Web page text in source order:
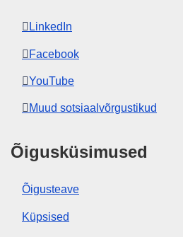
LinkedIn
Facebook
YouTube
Muud sotsiaalvõrgustikud
Õigusküsimused
Õigusteave
Küpsised